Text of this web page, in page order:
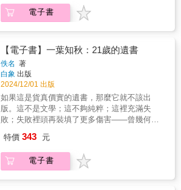
讀透了就能產生智慧，一知半解是辦不到的。
名人專文推薦政治是一時的，監察委員是一時
勞是快樂的關鍵」的信念，不僅展現出堅韌與
樂觀的態度，更將父親傳承的閱讀習慣以及對
精神生活的追求，落實在生活與工作中。孟雄
的灑脫與成功，要歸功於來自父親的教誨與妻
子的支持。他的夫人：林澄枝女士本身就是一
位傑出的女性。在澄枝擔任「實踐」校長時，
我常接受她的邀請與年輕學生討論我所提倡的
進步觀念；她後來擔任文建會主委時，也有積
極的表現與卓越的成就。這對夫婦實在是台灣
創辦人／高希均
本書記錄了孫理蓮生命中一個個令人動容的片
段。從26歲來到台灣，到82歲高齡在工作中辭
世，她從來沒有片刻停下救助的腳步。她走遍
台灣社會的角落，傾聽痛苦、伸出援手，長達
51年的奉獻，點亮一個又一個黑暗角落。受到
她影響與幫助的人有近百萬之多，她也因此被
譽為「台灣德蕾莎」。本書帶領讀者跟隨她的
生命旅程，從美國到台灣、從山地到海外，見
證她為每一個苦難的生命帶來愛與希望。她以
一生的時間，身體力行地告訴我們──如果你覺
得世界不夠好，那就改變它吧！【感動推薦】
瑪莉安／孫理蓮之女吳瑞仁／基督教芥菜種會
董事長何飛鵬／城邦集團首席執行長夏忠堅／
中華基督教救助協會秘書長鄭仰恩／台灣神學
院教授蕭渥廷／蔡瑞月文化基金會董事長【深
成了對生命最大的諷刺。◎本書是自傳、回憶
錄，亦可說是遺書，沒有靜謐安詳對於人生的
與不知足。他終於只能提筆對抗，試圖自成一
個體系，剖析安穩路途上的所有乖舛是如何充
斥著荒謬。◎全文27萬字，僅分為三大章節，
打破傳統自傳體的敘事法，章節之交都是一次
思想或境況的重大轉折點。
電子書
【電子書】一葉知秋：21歲的遺書
佚名 著
白象 出版
2024/12/01 出版
如果這是貨真價實的遺書，那麼它就不該出
版。這不是文學；這不夠純粹；這裡充滿失
敗；失敗裡頭再裝填了更多傷害——曾幾何
有文字，都是諷刺。再把它們公諸於世，便完
成了對生命最大的諷刺。◎本書是自傳、回憶
錄，亦可說是遺書，沒有靜謐安詳對於人生的
特價 343 元
電子書